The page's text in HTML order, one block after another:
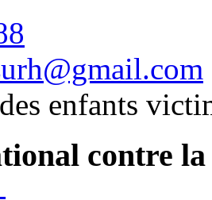
enfants
contre la